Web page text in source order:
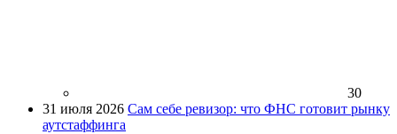
30
31 июля 2026 Сам себе ревизор: что ФНС готовит рынку
аутстаффинга